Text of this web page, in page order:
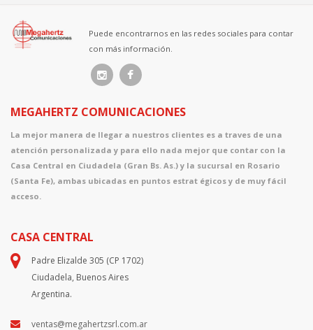
Puede encontrarnos en las redes sociales para contar
con más información.
MEGAHERTZ COMUNICACIONES
La mejor manera de llegar a nuestros clientes es a traves de una
atención personalizada y para ello nada mejor que contar con la
Casa Central en Ciudadela (Gran Bs. As.) y la sucursal en Rosario
(Santa Fe), ambas ubicadas en puntos estrat égicos y de muy fácil
acceso.
CASA CENTRAL
Padre Elizalde 305 (CP 1702)
Ciudadela, Buenos Aires
Argentina.
ventas@megahertzsrl.com.ar